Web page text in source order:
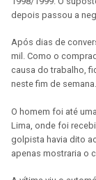
depois passou a
Após dias de
mil. Como o
causa do trabalho,
neste fim de semana.
O homem foi até
Lima, onde foi
golpista havia dito
apenas mostraria o